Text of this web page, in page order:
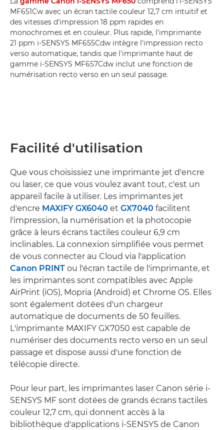
MF651Cw avec un écran tactile couleur 12,7 cm intuitif et
des vitesses d'impression 18 ppm rapides en
monochromes et en couleur. Plus rapide, l'imprimante
21 ppm i-SENSYS MF655Cdw intègre l'impression recto
verso automatique, tandis que l'imprimante haut de
gamme i-SENSYS MF657Cdw inclut une fonction de
numérisation recto verso en un seul passage.
Facilité d'utilisation
Que vous choisissiez une imprimante jet d'encre
ou laser, ce que vous voulez avant tout, c'est un
appareil facile à utiliser. Les imprimantes jet
d'encre MAXIFY GX6040 et GX7040 facilitent
l'impression, la numérisation et la photocopie
grâce à leurs écrans tactiles couleur 6,9 cm
inclinables. La connexion simplifiée vous permet
de vous connecter au Cloud via l'application
Canon PRINT ou l'écran tactile de l'imprimante, et
les imprimantes sont compatibles avec Apple
AirPrint (iOS), Mopria (Android) et Chrome OS. Elles
sont également dotées d'un chargeur
automatique de documents de 50 feuilles.
L'imprimante MAXIFY GX7050 est capable de
numériser des documents recto verso en un seul
passage et dispose aussi d'une fonction de
télécopie directe.
Pour leur part, les imprimantes laser Canon série i-
SENSYS MF sont dotées de grands écrans tactiles
couleur 12,7 cm, qui donnent accès à la
bibliothèque d'applications i-SENSYS de Canon